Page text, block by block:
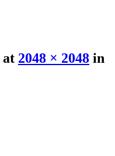
at 2048 × 2048 in